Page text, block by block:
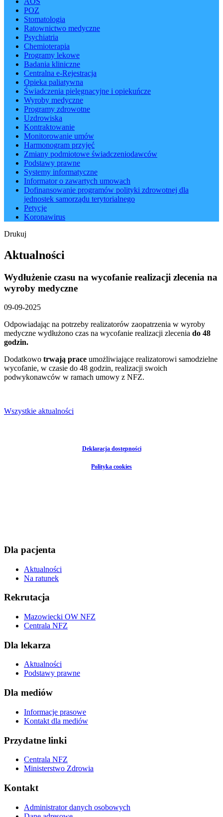
POZ
Stomatologia
Ratownictwo medyczne
Psychiatria
Chemioterapia
Programy lekowe
Badania kliniczne
Centralna e-Rejestracja
Opieka paliatywna
Świadczenia pielęgnacyjne i opiekuńcze
Wyroby medyczne
Programy zdrowotne
Uzdrowiska
Kontraktowanie
Monitorowanie umów
Harmonogram przyjęć
Zmiany podmiotowe świadczeniodawców
Podstawy prawne
Systemy informatyczne
Informator o zawartych umowach
Dofinansowanie programów polityki zdrowotnej dla
jednostek samorządu terytorialnego
Petycje
Koronawirus
Drukuj
Aktualności
Wydłużenie czasu na wycofanie realizacji zlecenia na
wyroby medyczne
09-09-2025
Odpowiadając na potrzeby realizatorów zaopatrzenia w wyroby
medyczne wydłużono czas na wycofanie realizacji zlecenia do 48
godzin.
Dodatkowo trwają prace umożliwiające realizatorowi samodzielne
wycofanie, w czasie do 48 godzin, realizacji swoich
podwykonawców w ramach umowy z NFZ.
Wszystkie aktualności
Deklaracja dostępności
Polityka cookies
Dla pacjenta
Aktualności
Na ratunek
Rekrutacja
Mazowiecki OW NFZ
Centrala NFZ
Dla lekarza
Aktualności
Podstawy prawne
Dla mediów
Informacje prasowe
Kontakt dla mediów
Przydatne linki
Centrala NFZ
Ministerstwo Zdrowia
Kontakt
Administrator danych osobowych